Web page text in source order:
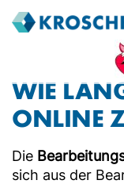
WIE
ONLINE
Die
sich aus der